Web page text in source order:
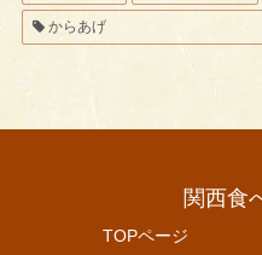
からあげ
関西食
TOPページ